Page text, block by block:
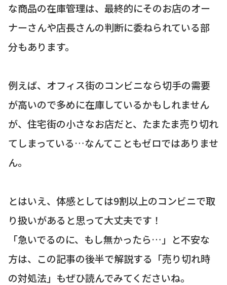
な商品の在庫管理は、最終的にそのお店のオー
ナーさんや店長さんの判断に委ねられている部
分もあります。
例えば、オフィス街のコンビニなら切手の需要
が高いので多めに在庫しているかもしれません
が、住宅街の小さなお店だと、たまたま売り切れ
てしまっている…なんてこともゼロではありませ
ん。
とはいえ、体感としては9割以上のコンビニで取
り扱いがあると思って大丈夫です！
「急いでるのに、もし無かったら…」と不安な
方は、この記事の後半で解説する「売り切れ時
の対処法」もぜひ読んでみてくださいね。